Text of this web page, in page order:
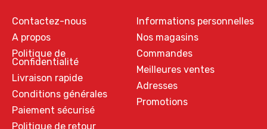
Contactez-nous
A propos
Politique de
Confidentialité
Livraison rapide
Conditions générales
Paiement sécurisé
Politique de retour
Informations personnelles
Nos magasins
Commandes
Meilleures ventes
Adresses
Promotions